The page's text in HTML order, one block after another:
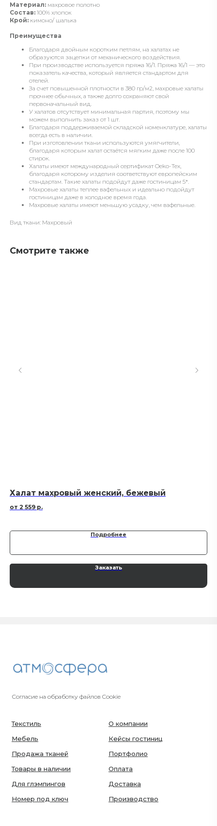
Материал: махровое полотно
Состав: 100% хлопок
Крой: кимоно/ шалька
Преимущества
Благодаря двойным коротким петлям, на халатах не
образуются зацепки от механического воздействия.
При производстве используется пряжа 16/1. Пряжа 16/1 — это
показатель качества, который является стандартом для
отелей.
За счет повышенной плотности в 380 гр/м2, махровые халаты
прочнее обычных, а также долго сохраняют свой
первоначальный вид.
У халатов отсутствует минимальная партия, поэтому мы
можем выполнить заказ от 1 шт.
Благодаря поддерживаемой складской номенклатуре, халаты
всегда есть в наличии.
При изготовлении ткани используются умягчители,
благодаря которым халат остаётся мягким даже после 100
стирок.
Халаты имеют международный сертификат Oeko-Tex,
благодаря которому изделия соответствуют европейским
стандартам. Такие халаты подойдут даже гостиницам 5*.
Махровые халаты теплее вафельных и идеально подойдут
гостиницам даже в холодное время года.
Махровые халаты имеют меньшую усадку, чем вафельные.
Вид ткани: Махровый
Смотрите также
Халат махровый женский, бежевый
2 559 р.
Подробнее
Заказать
Согласие на обработку файлов Cookie
Текстиль
Мебель
Продажа тканей
Товары в наличии
Для глэмпингов
Номер под ключ
О компании
Кейсы гостиниц
Портфолио
Оплата
Доставка
Производство